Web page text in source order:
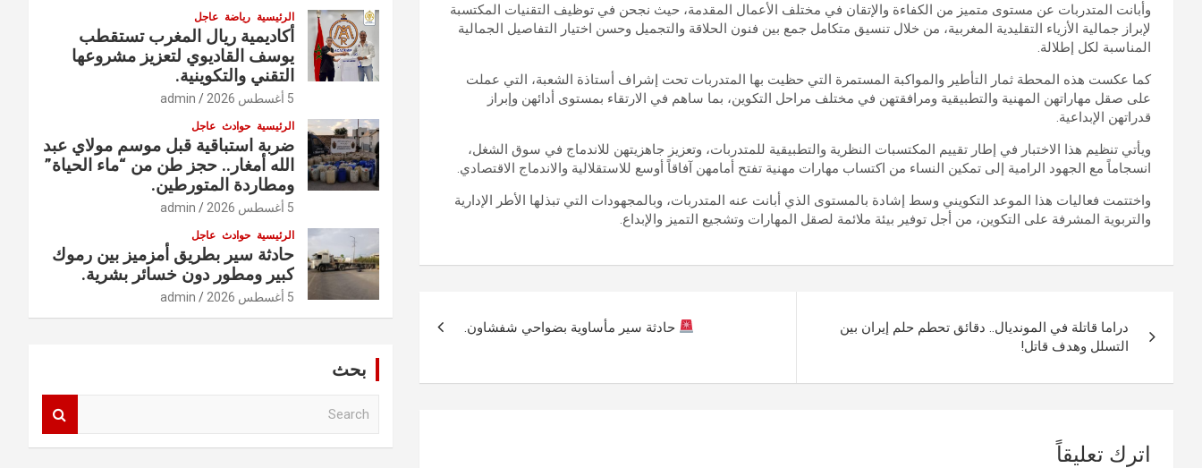
وأبانت المتدربات عن مستوى متميز من الكفاءة والإتقان في مختلف الأعمال المقدمة، حيث نجحن في توظيف التقنيات المكتسبة
لإبراز جمالية الأزياء التقليدية المغربية، من خلال تنسيق متكامل جمع بين فنون الحلاقة والتجميل وحسن اختيار التفاصيل الجمالية
المناسبة لكل إطلالة.
كما عكست هذه المحطة ثمار التأطير والمواكبة المستمرة التي حظيت بها المتدربات تحت إشراف أستاذة الشعبة، التي عملت
على صقل مهاراتهن المهنية والتطبيقية ومرافقتهن في مختلف مراحل التكوين، بما ساهم في الارتقاء بمستوى أدائهن وإبراز
قدراتهن الإبداعية.
ويأتي تنظيم هذا الاختبار في إطار تقييم المكتسبات النظرية والتطبيقية للمتدربات، وتعزيز جاهزيتهن للاندماج في سوق الشغل،
انسجاماً مع الجهود الرامية إلى تمكين النساء من اكتساب مهارات مهنية تفتح أمامهن آفاقاً أوسع للاستقلالية والاندماج الاقتصادي.
واختتمت فعاليات هذا الموعد التكويني وسط إشادة بالمستوى الذي أبانت عنه المتدربات، وبالمجهودات التي تبذلها الأطر الإدارية
والتربوية المشرفة على التكوين، من أجل توفير بيئة ملائمة لصقل المهارات وتشجيع التميز والإبداع.
المقالات
دراما قاتلة في المونديال.. دقائق تحطم حلم إيران بين
التسلل وهدف قاتل!
حادثة سير مأساوية بضواحي شفشاون.
اترك تعليقاً
الرئيسية رياضة عاجل
أكاديمية ريال المغرب تستقطب
يوسف القاديوي لتعزيز مشروعها
التقني والتكوينية.
5 أغسطس 2026 admin
الرئيسية حوادث عاجل
ضربة استباقية قبل موسم مولاي عبد
الله أمغار.. حجز طن من “ماء الحياة”
ومطاردة المتورطين.
5 أغسطس 2026 admin
الرئيسية حوادث عاجل
حادثة سير بطريق أمزميز بين رموك
كبير ومطور دون خسائر بشرية.
5 أغسطس 2026 admin
بحث